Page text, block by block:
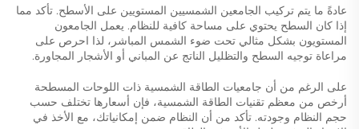
عادةً ما يتم تركيب الجامعين الشمسيين المستويين على الأسطح. تأكد مما
إذا كان السطح يحتوي على مساحة كافية للنظام. يعمل الجامعون
المستويون بشكل مثالي تحت ضوء الشمس المباشر، لذا احرص على
مراعاة توجيه السطح والتظليل الناتج عن المباني أو الأشجار المجاورة.
على الرغم من أن جامعيات الطاقة الشمسية ذات اللوحات المسطحة
أرخص من معظم تقنيات الطاقة الشمسية، فإن أسعارها تختلف حسب
حجم النظام وجودته. تأكد من أن النظام ضمن إمكانياتك، مع الأخذ في